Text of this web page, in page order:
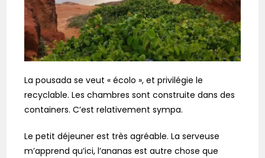
La pousada se veut « écolo », et privilégie le
recyclable. Les chambres sont construite dans des
containers. C’est relativement sympa.
Le petit déjeuner est très agréable. La serveuse
m’apprend qu’ici, l’ananas est autre chose que